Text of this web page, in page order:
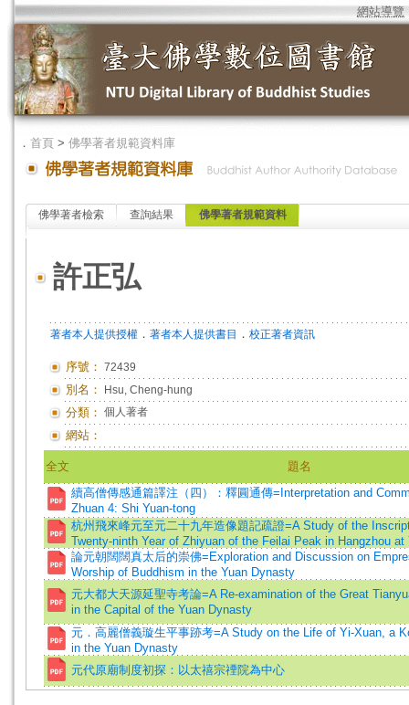
網站導覽
． 首頁 > 佛學著者規範資料庫
佛學著者檢索 查詢結果 佛學著者規範資料
許正弘
著者本人提供授權 ． 著者本人提供書目 ． 校正著者資訊
序號： 72439
別名： Hsu, Cheng-hung
分類： 個人著者
網站：
全文
題名
續高僧傳感通篇譯注（四）：釋圓通傳=Interpretation and
Zhuan 4: Shi Yuan-tong
杭州飛來峰元至元二十九年造像題記疏證=A Study of the
Twenty-ninth Year of Zhiyuan of the Feilai Peak in Hangzhou at
論元朝闊闊真太后的崇佛=Exploration and Discussion on
Worship of Buddhism in the Yuan Dynasty
元大都大天源延聖寺考論=A Re-examination of the Great
in the Capital of the Yuan Dynasty
元．高麗僧義璇生平事跡考=A Study on the Life of Yi-Xuan, a
in the Yuan Dynasty
元代原廟制度初探：以太禧宗禋院為中心